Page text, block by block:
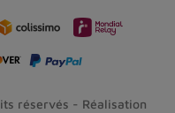
réservés - Réalisation